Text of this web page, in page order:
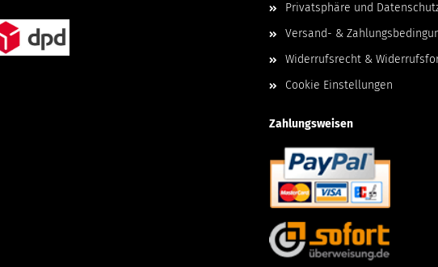
Privatsphäre und
Versand- &
Widerrufsrecht &
Cookie Einstellungen
Zahlungsweisen